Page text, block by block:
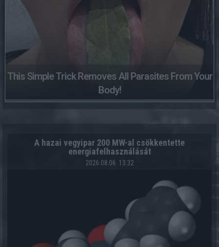
This Simple Trick Removes All Parasites From Your
Body!
A hazai vegyipar 200 MW-al csökkentette
energiafelhasználását
2026.08.06. 13:32